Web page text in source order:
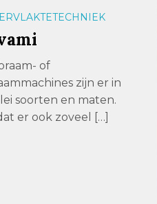
of
zijn er in
soorten en maten.
er ook zoveel […]